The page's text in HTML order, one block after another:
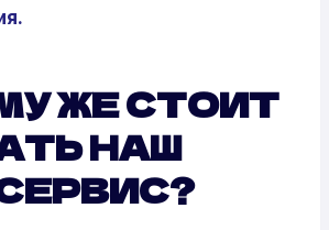
ЖЕ СТОИТ
НАШ